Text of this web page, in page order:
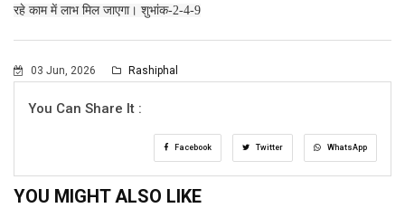
रहे काम में लाभ मिल जाएगा। शुभांक-2-4-9
03 Jun, 2026 Rashiphal
You Can Share It :
Facebook Twitter WhatsApp
YOU MIGHT ALSO LIKE